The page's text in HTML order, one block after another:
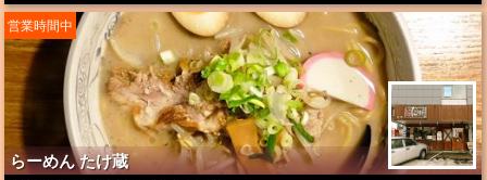
らーめん たけ蔵
営業時間中